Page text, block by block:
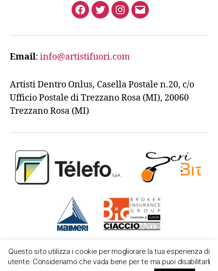
Facebook
TwitterInstagram
Email
Email: info@artistifuori.com
Artisti Dentro Onlus, Casella Postale n.20, c/o
Ufficio Postale di Trezzano Rosa (MI), 20060
Trezzano Rosa (MI)
Questo sito utilizza i cookie per mogliorare la tua esperienza di
utente. Consideriamo che vada bene per te ma puoi disabilitarli